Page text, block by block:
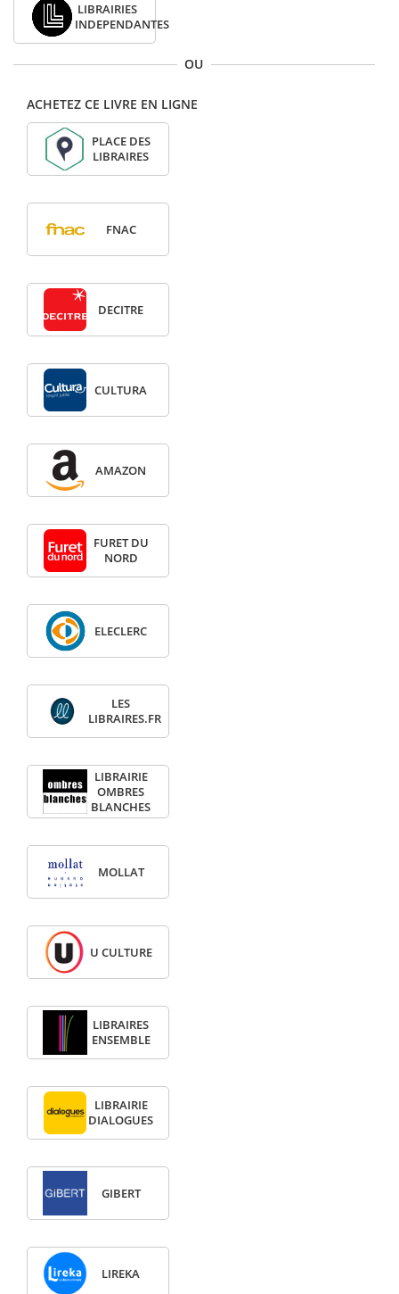
LIBRAIRIES
INDEPENDANTES
OU
ACHETEZ CE LIVRE EN LIGNE
PLACE DES
LIBRAIRES
FNAC
DECITRE
CULTURA
AMAZON
FURET DU
NORD
ELECLERC
LES
LIBRAIRES.FR
LIBRAIRIE
OMBRES
BLANCHES
MOLLAT
U CULTURE
LIBRAIRES
ENSEMBLE
LIBRAIRIE
DIALOGUES
GIBERT
LIREKA